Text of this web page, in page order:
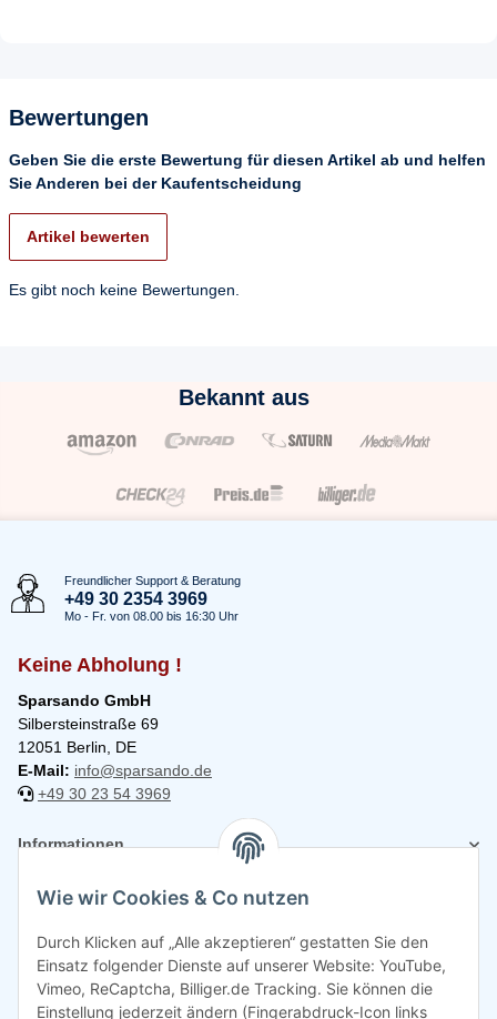
Bewertungen
Geben Sie die erste Bewertung für diesen Artikel ab und helfen
Sie Anderen bei der Kaufentscheidung
Artikel bewerten
Es gibt noch keine Bewertungen.
Bekannt aus
Freundlicher Support & Beratung
+49 30 2354 3969
Mo - Fr. von 08.00 bis 16:30 Uhr
Keine Abholung !
Sparsando GmbH
Silbersteinstraße 69
12051 Berlin, DE
E-Mail: info@sparsando.de
+49 30 23 54 3969
Informationen
Rechtliches
Wie wir Cookies & Co nutzen
Durch Klicken auf „Alle akzeptieren“ gestatten Sie den
Einsatz folgender Dienste auf unserer Website: YouTube,
Vimeo, ReCaptcha, Billiger.de Tracking. Sie können die
Einstellung jederzeit ändern (Fingerabdruck-Icon links